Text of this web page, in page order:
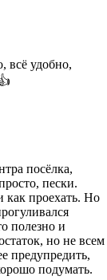
всё удобно,
посёлка,
пески.
как проехать. Но
полезно и
но не всем
предупредить,
подумать.